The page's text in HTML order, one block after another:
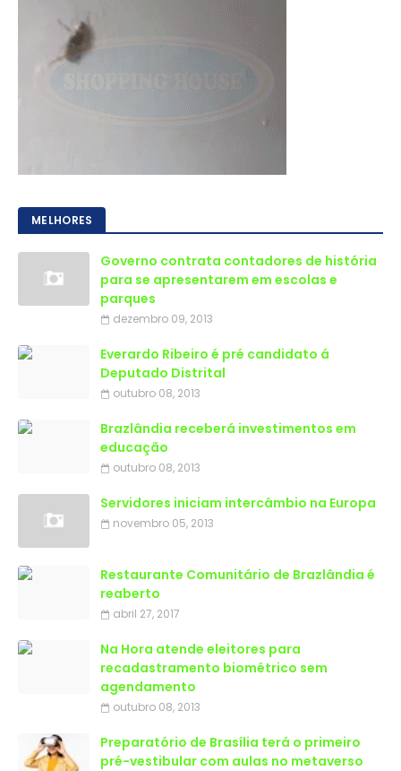
MELHORES
Governo contrata contadores de história
para se apresentarem em escolas e
parques
dezembro 09, 2013
Everardo Ribeiro é pré candidato á
Deputado Distrital
outubro 08, 2013
Brazlândia receberá investimentos em
educação
outubro 08, 2013
Servidores iniciam intercâmbio na Europa
novembro 05, 2013
Restaurante Comunitário de Brazlândia é
reaberto
abril 27, 2017
Na Hora atende eleitores para
recadastramento biométrico sem
agendamento
outubro 08, 2013
Preparatório de Brasília terá o primeiro
pré-vestibular com aulas no metaverso